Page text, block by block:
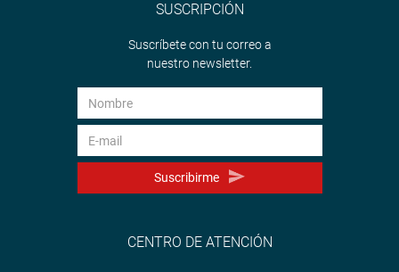
SUSCRIPCIÓN
Suscríbete con tu correo a
nuestro newsletter.
Suscribirme
CENTRO DE ATENCIÓN